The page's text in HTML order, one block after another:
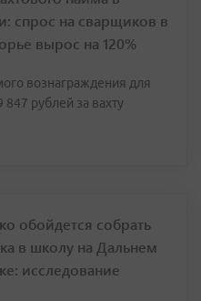
спрос на сварщиков в
вырос на 120%
вознаграждения для
847 рублей за вахту
обойдется собрать
в школу на Дальнем
исследование